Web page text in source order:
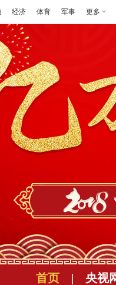
经济 体育 军事 更多
首页 | 央视